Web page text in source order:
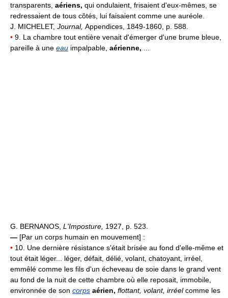
transparents, aériens, qui ondulaient, frisaient d'eux-mêmes, se
redressaient de tous côtés, lui faisaient comme une auréole.
J. MICHELET, Journal, Appendices, 1849-1860, p. 588.
• 9. La chambre tout entière venait d'émerger d'une brume bleue,
pareille à une eau impalpable, aérienne,
G. BERNANOS, L'Imposture, 1927, p. 523.
— [Par un corps humain en mouvement] :
• 10. Une dernière résistance s'était brisée au fond d'elle-même et
tout était léger... léger, défait, délié, volant, chatoyant, irréel,
emmêlé comme les fils d'un écheveau de soie dans le grand vent
au fond de la nuit de cette chambre où elle reposait, immobile,
environnée de son corps aérien, flottant, volant, irréelcomme les